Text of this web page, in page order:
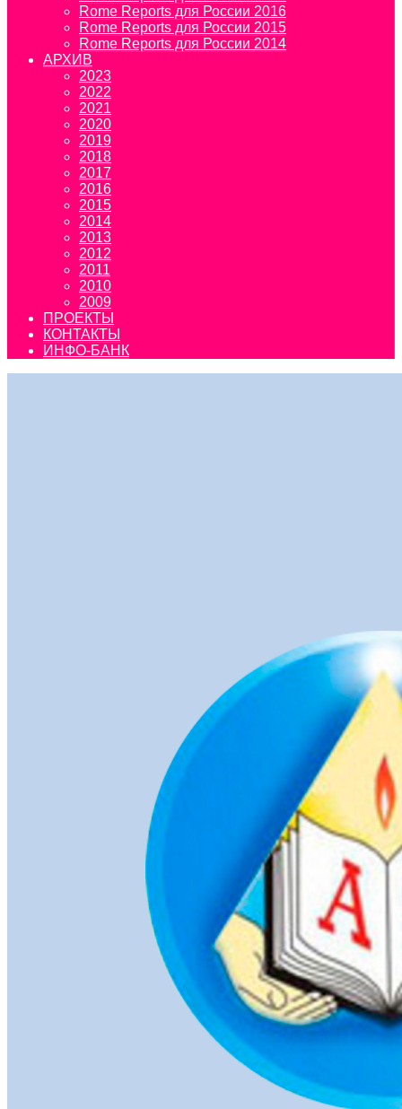
Rome Reports для России 2016
Rome Reports для России 2015
Rome Reports для России 2014
АРХИВ
2023
2022
2021
2020
2019
2018
2017
2016
2015
2014
2013
2012
2011
2010
2009
ПРОЕКТЫ
КОНТАКТЫ
ИНФО-БАНК